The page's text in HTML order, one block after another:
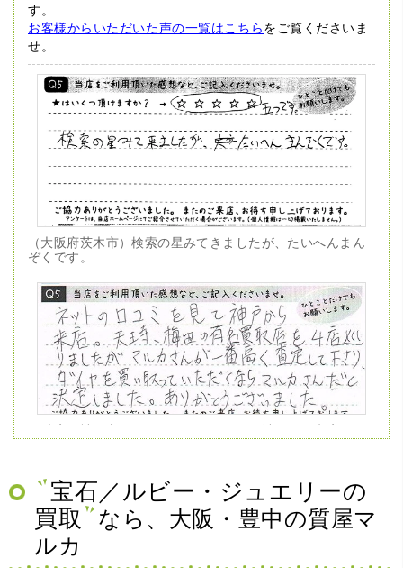
す。
お客様からいただいた声の一覧はこちらをご覧くださいま
せ。
（大阪府茨木市）検索の星みてきましたが、たいへんまん
ぞくです。
（兵庫県神戸市）ネットの口コミを見て神戸から来店。天
王寺、梅田の有名買取店を4店巡りましたがマルカさんが一
宝石／ルビー・ジュエリーの
買取
なら、大阪・豊中の質屋マ
ルカ